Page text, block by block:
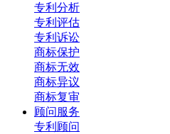
专利分析
专利评估
专利诉讼
商标保护
商标无效
商标异议
商标复审
顾问服务
专利顾问